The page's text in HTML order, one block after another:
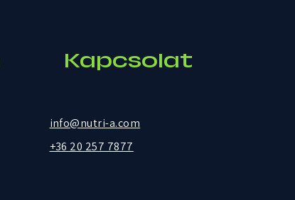
Kapcsolat
info@nutri-a.com
+36 20 257 7877